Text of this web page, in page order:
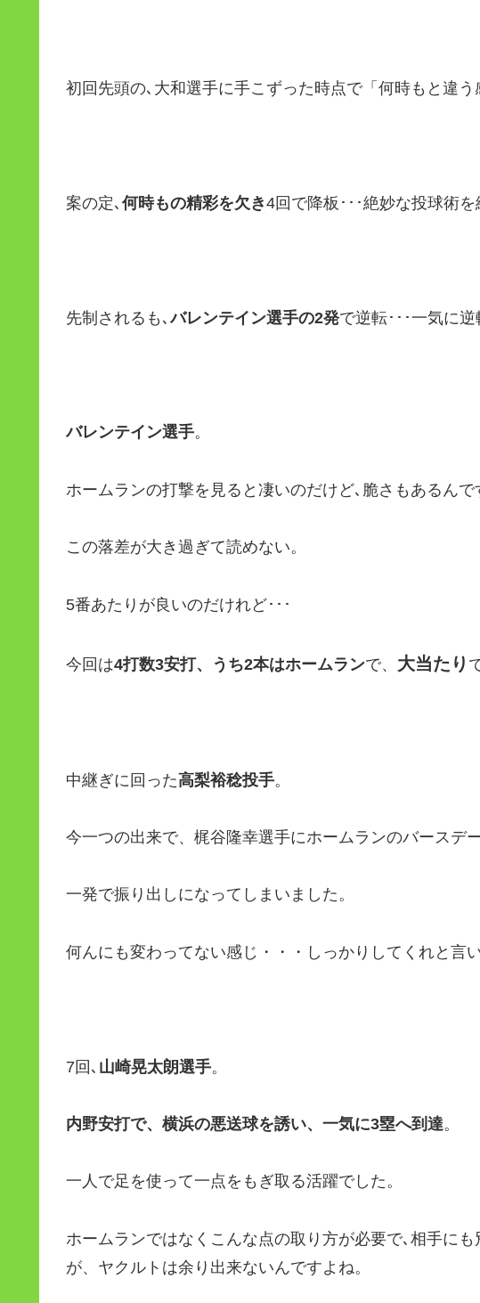
初回先頭の､大和選手に手こずった時点で「何時もと違
案の定､ 何時もの精彩を欠き4回で降板･･･絶妙な投球術
先制されるも､バレンテイン選手の2発で逆転･･･一気に
バレンテイン選手。
ホームランの打撃を見ると凄いのだけど､脆さもあるんで
この落差が大き過ぎて読めない。
5番あたりが良いのだけれど･･･
今回は4打数3安打、うち2本はホームランで、 大当たり
中継ぎに回った高梨裕稔投手。
今一つの出来で、梶谷隆幸選手にホームランのバースデ
一発で振り出しになってしまいました。
何んにも変わってない感じ・・・しっかりしてくれと言
7回､ 山崎晃太朗選手。
内野安打で、横浜の悪送球を誘い、一気に3塁へ到達。
一人で足を使って一点をもぎ取る活躍でした。
ホームランではなくこんな点の取り方が必要で､相手に
が、ヤクルトは余り出来ないんですよね。